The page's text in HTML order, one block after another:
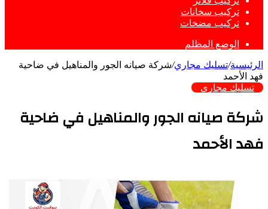
تركيب سخانات
تركيب مضخات
الوضع المظلم
الرئيسية/تسليك مجاري/شركة صيانه الجور والمناهيل في ضاحية
فهد الأحمد
تسليك مجاري
شركة صيانه الجور والمناهيل في ضاحية
فهد الأحمد